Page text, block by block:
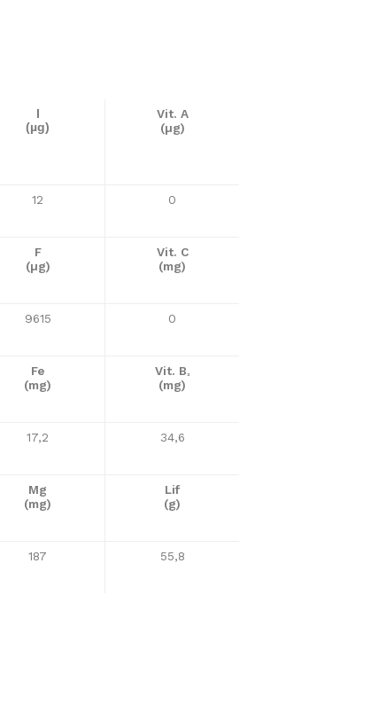
(µg)
Vit. A
(µg)
12 0
F
(µg)
Vit. C
(mg)
9615 0
Fe
(mg)
Vit. B³
(mg)
17,2 34,6
Mg
(mg)
Lif
(g)
187 55,8